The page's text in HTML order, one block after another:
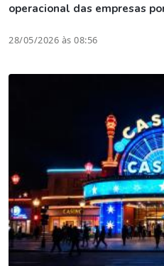
operacional das empresas
28/05/2026 às 08:56